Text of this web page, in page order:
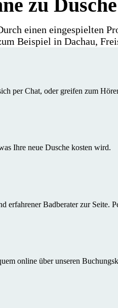
zu
einen eingespielten
Beispiel in Dachau,
per Chat, oder greifen zum
Ihre neue Dusche kosten wird.
Badberater zur Seite.
online über unseren